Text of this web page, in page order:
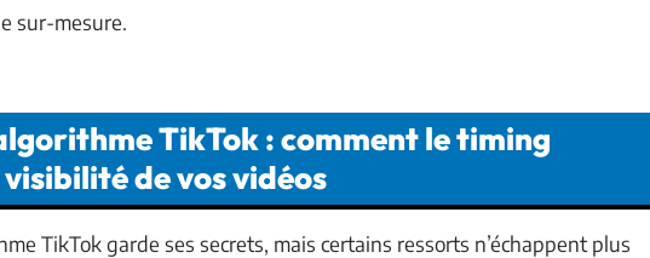
sur-mesure.
TikTok : comment le timing
de vos vidéos
TikTok garde ses secrets, mais certains ressorts n’échappent plus